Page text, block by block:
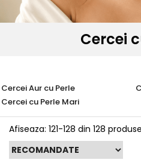
Cercei
Cercei Aur cu Perle
Cercei cu Perle Mari
Afiseaza: 121-128 din 128 produse